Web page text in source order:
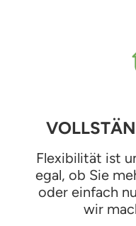
Flexibilität ist
egal, ob Sie
oder einfach
wir